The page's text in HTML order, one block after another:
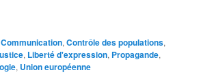
Communication,Contrôle des populations,
, Liberté d'expression, Propagande,
, Union européenne